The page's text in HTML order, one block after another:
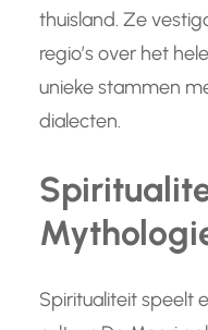
thuisland. Ze
regio’s over het
unieke stammen
dialecten.
Spiritualiteit speelt